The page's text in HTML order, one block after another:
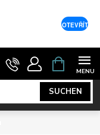
SUCHEN
OTEVŘÍT